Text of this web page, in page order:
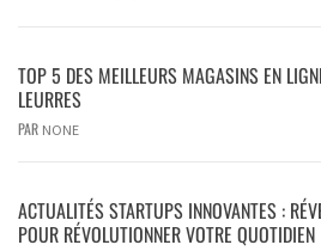
TOP 5 DES MEILLEURS MAGASINS EN
LEURRES
PAR NONE
ACTUALITÉS STARTUPS INNOVANTES :
POUR RÉVOLUTIONNER VOTRE QUOTIDIEN